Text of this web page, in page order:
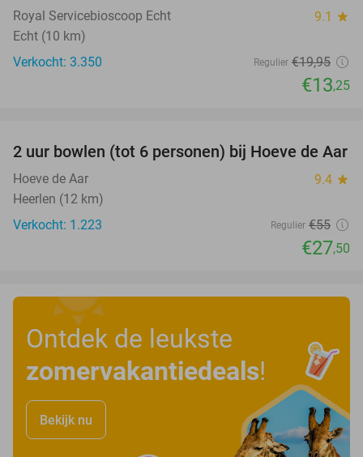
Royal Servicebioscoop Echt 9.1 star
Echt (10 km)
Verkocht: 3.350
Regulier €19,95
€13,25
50%
2 uur bowlen (tot 6 personen) bij Hoeve de Aar
Hoeve de Aar 9.4 star
Heerlen (12 km)
Verkocht: 1.223
Regulier €55
€27,50
Ontdek de leukste
zomervakantiedeals!
Bekijk nu